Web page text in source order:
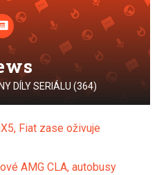
DÍLY SERIÁLU (364)
Fiat zase oživuje
AMG CLA, autobusy